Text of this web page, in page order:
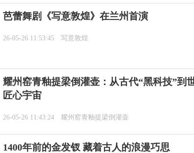
芭蕾舞剧《写意敦煌》在兰州首演
26-05-26 11:53:45 写意敦煌
耀州窑青釉提梁倒灌壶：从古代“黑科技”到
匠心宇宙
26-05-26 11:43:24 耀州窑青釉提梁倒灌壶
1400年前的金发钗 藏着古人的浪漫巧思